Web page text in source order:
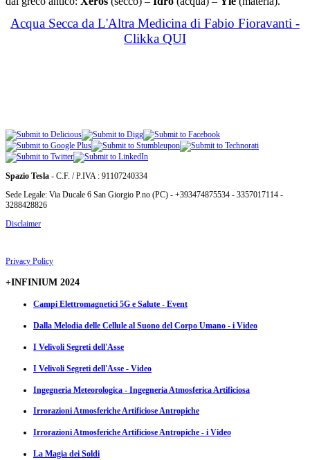
Acqua Secca da L'Altra Medicina di Fabio Fioravanti -
Clikka QUI
Spazio Tesla - C.F. / P.IVA : 91107240334
Sede Legale: Via Ducale 6 San Giorgio P.no (PC) - +393474875534 - 3357017114 -
3288428826
Disclaimer
Privacy Policy
+INFINIUM 2024
Campi Elettromagnetici 5G e Salute - Event
Dalla Melodia delle Cellule al Suono del Corpo Umano - i Video
I Velivoli Segreti dell'Asse
I Velivoli Segreti dell'Asse - Video
Ingegneria Meteorologica - Ingegneria Atmosferica Artificiosa
Irrorazioni Atmosferiche Artificiose Antropiche
Irrorazioni Atmosferiche Artificiose Antropiche - i Video
La Magia dei Soldi